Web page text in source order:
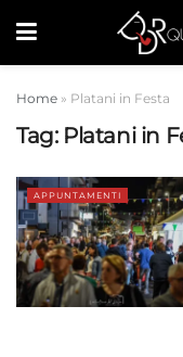
Home » Platani in Festa
Tag: Platani in
APPUNTAMENTI